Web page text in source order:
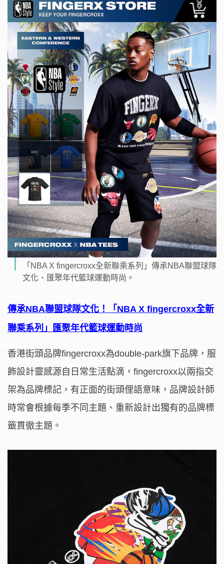
「NBA X fingercroxx全新聯乘系列」傳承NBA聯盟球隊
文化、匯聚年代籃球運動時尚。
傳承NBA聯盟球隊文化！ 「 NBA X fingercroxx全新
聯乘系列」匯聚年代籃球運動時尚
香港街頭品牌fingercroxx為double-park旗下品牌，服
飾設計靈感源自日常生活點滴，fingercroxx以兩指交
架為品牌標記，有正面的街頭俚語意味，品牌設計師
時常會根據每季不同主題、重新設計出獨有的品牌標
籤貫徹主題。